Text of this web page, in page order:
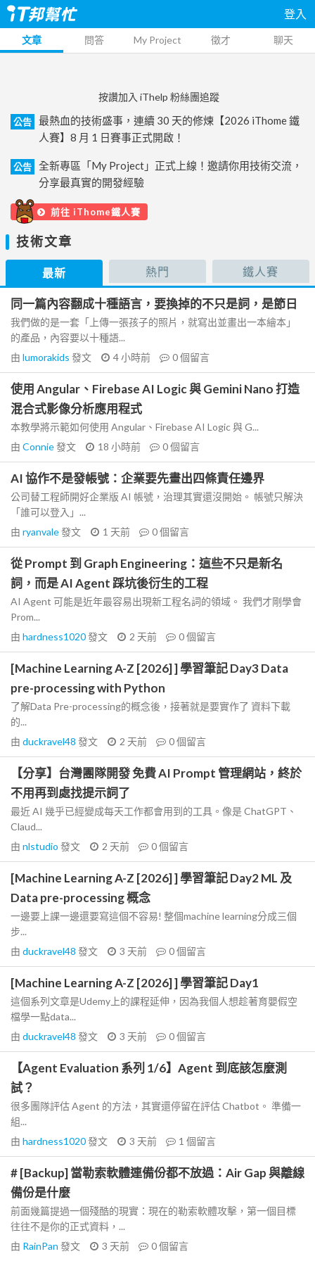
登入
文章 問答 My Project 徵才 聊天
按讚加入 iThelp 粉絲團追蹤
公告
最熱血的技術盛事，連續 30 天的修煉【2026 iThome 鐵
人賽】8 月 1 日賽事正式開啟！
公告
全新專區「My Project」正式上線！邀請你用技術交流，
分享最真實的開發經驗
前往 iThome鐵人賽
技術文章
最新 熱門 鐵人賽
同一篇內容翻成十種語言，要換掉的不只是詞，是節日
我們做的是一套「上傳一張孩子的照片，就寫出並畫出一本繪本」
的產品，內容要以十種語...
由 lumorakids 發文 4 小時前 0個留言
使用 Angular、Firebase AI Logic 與 Gemini Nano 打造
混合式影像分析應用程式
本教學將示範如何使用 Angular、Firebase AI Logic 與 G...
由 Connie發文 18 小時前 0個留言
AI 協作不是發帳號：企業要先畫出四條責任邊界
公司替工程師開好企業版 AI 帳號，治理其實還沒開始。 帳號只解決
「誰可以登入」...
由 ryanvale發文 1 天前 0個留言
從 Prompt 到 Graph Engineering：這些不只是新名
詞，而是 AI Agent 踩坑後衍生的工程
AI Agent 可能是近年最容易出現新工程名詞的領域。 我們才剛學會
Prom...
由 hardness1020發文 2 天前 0個留言
[Machine Learning A-Z [2026] ] 學習筆記 Day3 Data
pre-processing with Python
了解Data Pre-processing的概念後，接著就是要實作了 資料下載
的...
由 duckravel48 發文 2 天前 0個留言
【分享】台灣團隊開發 免費 AI Prompt 管理網站，終於
不用再到處找提示詞了
最近 AI 幾乎已經變成每天工作都會用到的工具。像是 ChatGPT、
Claud...
由 nlstudio 發文 2 天前 0個留言
[Machine Learning A-Z [2026] ] 學習筆記 Day2 ML 及
Data pre-processing 概念
一邊要上課一邊還要寫這個不容易! 整個machine learning分成三個
步...
由 duckravel48 發文 3 天前 0個留言
[Machine Learning A-Z [2026] ] 學習筆記 Day1
這個系列文章是Udemy上的課程延伸，因為我個人想趁著育嬰假空
檔學一點data...
由 duckravel48 發文 3 天前 0個留言
【Agent Evaluation 系列 1/6】Agent 到底該怎麼測
試？
很多團隊評估 Agent 的方法，其實還停留在評估 Chatbot。 準備一
組...
由 hardness1020發文 3 天前 1 個留言
# [Backup] 當勒索軟體連備份都不放過：Air Gap 與離線
備份是什麼
前面幾篇提過一個殘酷的現實：現在的勒索軟體攻擊，第一個目標
往往不是你的正式資料，...
由 RainPan 發文 3 天前 0個留言